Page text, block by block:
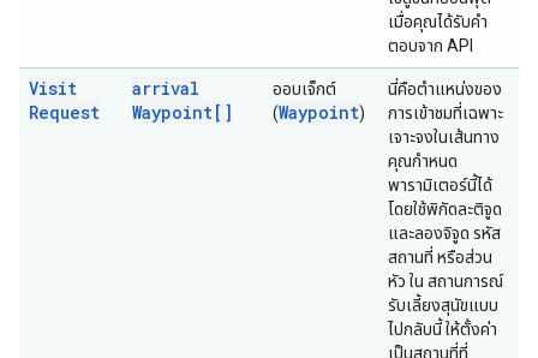
เมื่อคุณได้รับคำ
ตอบจาก API
Visit
Request
arrival
Waypoint[]
ออบเจ็กต์
(Waypoint)
นี่คือตำแหน่งของ
การเข้าชมที่เฉพาะ
เจาะจงในเส้นทาง
คุณกำหนด
พารามิเตอร์นี้ได้
โดยใช้พิกัดละติจูด
และลองจิจูด รหัส
สถานที่ หรือส่วน
หัว ใน สถานการณ์
รับเลี้ยงสุนัขแบบ
ไปกลับนี้ ให้ตั้งค่า
เป็นสถานที่ที่